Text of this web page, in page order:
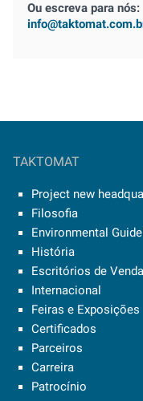
Ou escreva para nós:
TAKTOMAT
Project new
Filosofia
Environmental
História
Escritórios de Venda
Internacional
Feiras e Exposições
Certificados
Parceiros
Carreira
Patrocínio